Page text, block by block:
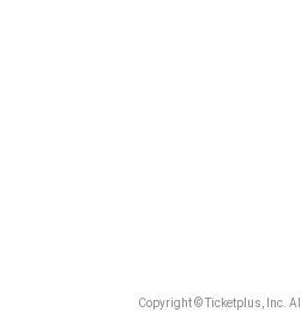
Copyright © Ticketplus, Inc.